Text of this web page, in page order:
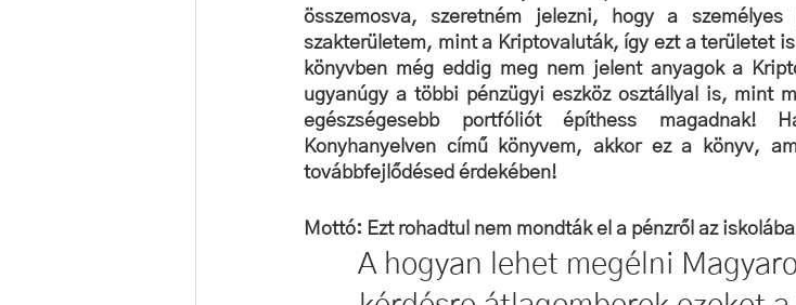
összemosva, szeretném jelezni, hogy a
szakterületem, mint a Kriptovaluták, így ezt a területet
könyvben még eddig meg nem jelent anyagok a
ugyanúgy a többi pénzügyi eszköz osztállyal is, mint
egészségesebb portfóliót építhess magadnak!
Konyhanyelven című könyvem, akkor ez a könyv,
továbbfejlődésed érdekében!
Mottó: Ezt rohadtul nem mondták el a pénzről az
A hogyan lehet megélni